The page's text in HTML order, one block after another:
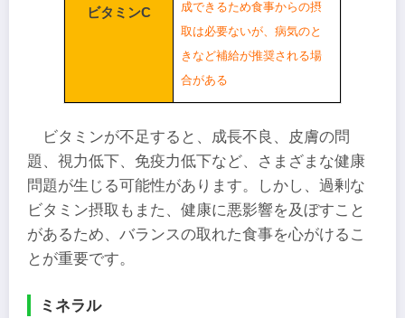
ビタミンC
成できるため食事からの摂
取は必要ないが、病気のと
きなど補給が推奨される場
合がある
ビタミンが不足すると、成長不良、皮膚の問
題、視力低下、免疫力低下など、さまざまな健康
問題が生じる可能性があります。しかし、過剰な
ビタミン摂取もまた、健康に悪影響を及ぼすこと
があるため、バランスの取れた食事を心がけるこ
とが重要です。
ミネラル